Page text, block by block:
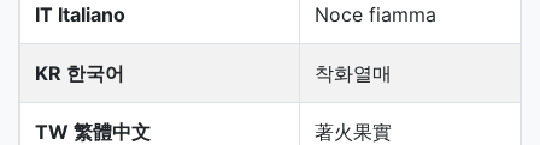
IT Italiano Noce fiamma
KR 한국어 착화열매
TW 繁體中文 著火果實